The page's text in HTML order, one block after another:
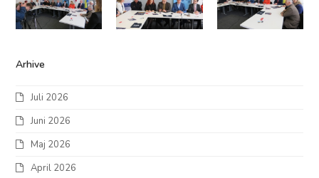
Arhive
Juli 2026
Juni 2026
Maj 2026
April 2026